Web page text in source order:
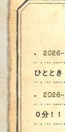
ひととき
０分！！